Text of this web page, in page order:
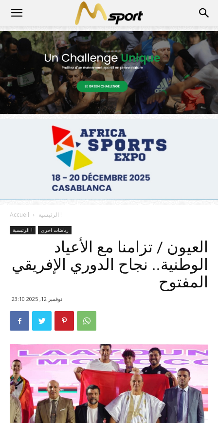
Accueil الرئيسية !
الرئيسية ! رياضات اخرى
العيون / تزامنا مع الأعياد
الوطنية.. نجاح الدوري الإفريقي
المفتوح
نوفمبر 12, 2025 23:10